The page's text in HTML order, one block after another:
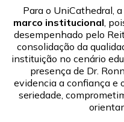
Para o UniCathedral,
marco institucional,
desempenhado pelo
consolidação da
instituição no cenário
presença de Dr.
evidencia a confiança e
seriedade,